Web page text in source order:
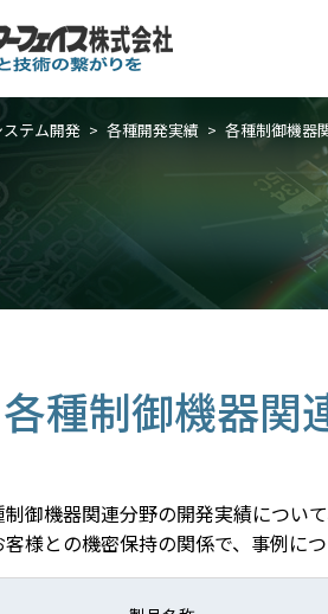
テム開発 各種開発実績 各種制御機器
各種制御機器関
御機器関連分野の開発実績について
客様との機密保持の関係で、事例に